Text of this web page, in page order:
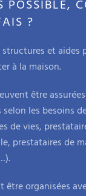
POSSIBLE,
?
et aides
à la maison.
être
les besoins
de vies,
prestataires de
être organisées